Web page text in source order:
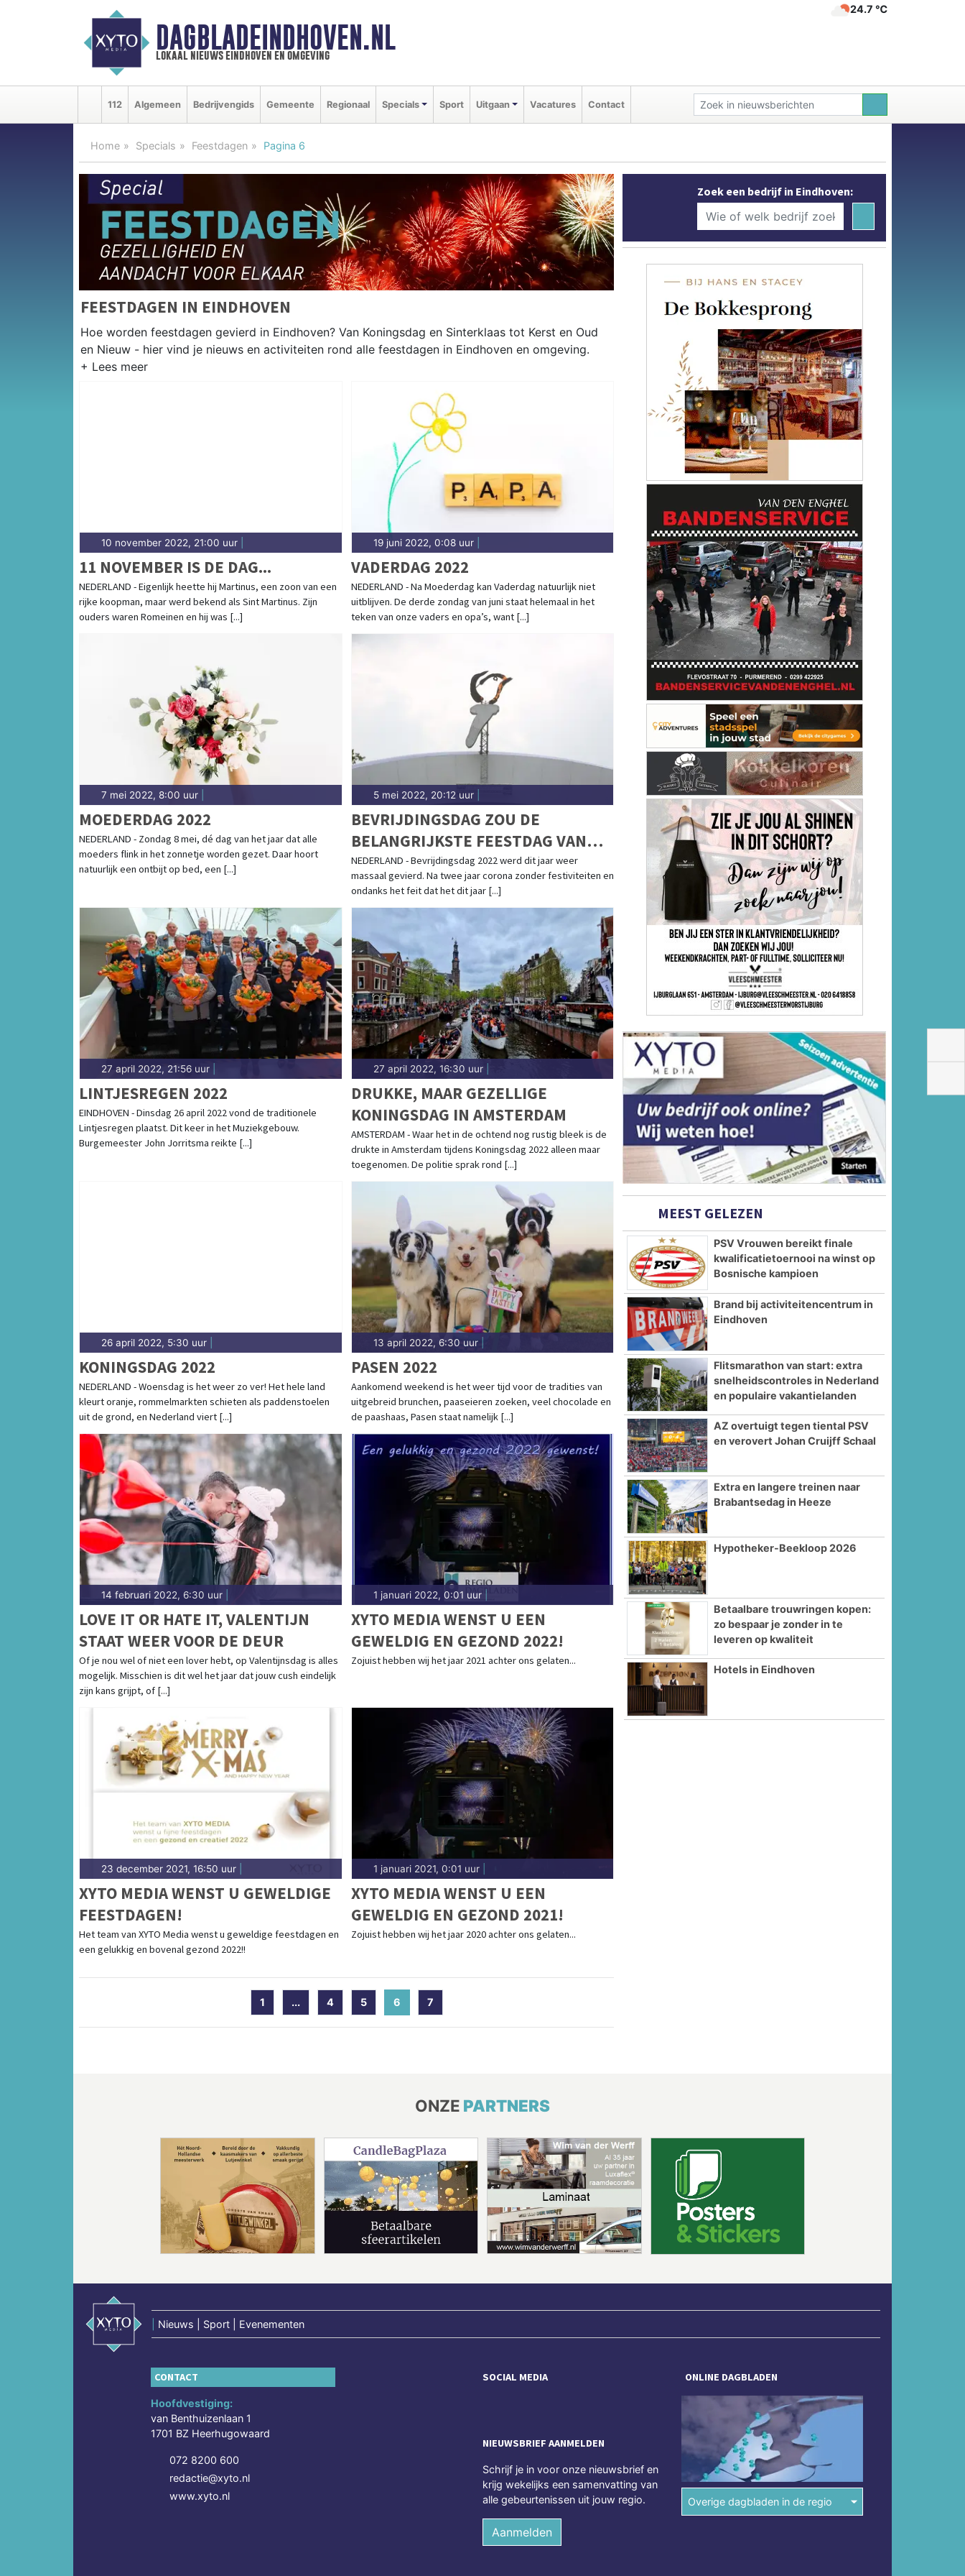
DAGBLADEINDHOVEN.NL
lokaal nieuws eindhoven en omgeving
24.7 ℃
112 Algemeen Bedrijvengids Gemeente Regionaal Specials Sport Uitgaan Vacatures Contact
Home Specials Feestdagen Pagina 6
FEESTDAGEN IN EINDHOVEN
Hoe worden feestdagen gevierd in Eindhoven? Van Koningsdag en Sinterklaas tot Kerst en Oud
en Nieuw - hier vind je nieuws en activiteiten rond alle feestdagen in Eindhoven en omgeving.
10 november 2022, 21:00 uur
11 NOVEMBER IS DE DAG...
NEDERLAND - Eigenlijk heette hij Martinus, een zoon van een
rijke koopman, maar werd bekend als Sint Martinus. Zijn
ouders waren Romeinen en hij was [...]
19 juni 2022, 0:08 uur|
VADERDAG 2022
NEDERLAND - Na Moederdag kan Vaderdag natuurlijk niet
uitblijven. De derde zondag van juni staat helemaal in het
teken van onze vaders en opa’s, want [...]
7 mei 2022, 8:00 uur
MOEDERDAG 2022
NEDERLAND - Zondag 8 mei, dé dag van het jaar dat alle
moeders flink in het zonnetje worden gezet. Daar hoort
natuurlijk een ontbijt op bed, een [...]
5 mei 2022, 20:12 uur|
BEVRIJDINGSDAG ZOU DE
BELANGRIJKSTE FEESTDAG VAN
HET JAAR MOETEN ZIJN
NEDERLAND - Bevrijdingsdag 2022 werd dit jaar weer
massaal gevierd. Na twee jaar corona zonder festiviteiten en
ondanks het feit dat het dit jaar [...]
27 april 2022, 21:56 uur
LINTJESREGEN 2022
EINDHOVEN - Dinsdag 26 april 2022 vond de traditionele
Lintjesregen plaatst. Dit keer in het Muziekgebouw.
Burgemeester John Jorritsma reikte [...]
27 april 2022, 16:30 uur|
DRUKKE, MAAR GEZELLIGE
KONINGSDAG IN AMSTERDAM
AMSTERDAM - Waar het in de ochtend nog rustig bleek is de
drukte in Amsterdam tijdens Koningsdag 2022 alleen maar
toegenomen. De politie sprak rond [...]
26 april 2022, 5:30 uur
KONINGSDAG 2022
NEDERLAND - Woensdag is het weer zo ver! Het hele land
kleurt oranje, rommelmarkten schieten als paddenstoelen
uit de grond, en Nederland viert [...]
13 april 2022, 6:30 uur|
PASEN 2022
Aankomend weekend is het weer tijd voor de tradities van
uitgebreid brunchen, paaseieren zoeken, veel chocolade en
de paashaas, Pasen staat namelijk [...]
14 februari 2022, 6:30 uur
LOVE IT OR HATE IT, VALENTIJN
STAAT WEER VOOR DE DEUR
Of je nou wel of niet een lover hebt, op Valentijnsdag is alles
mogelijk. Misschien is dit wel het jaar dat jouw cush eindelijk
zijn kans grijpt, of [...]
1 januari 2022, 0:01 uur|
XYTO MEDIA WENST U EEN
GEWELDIG EN GEZOND 2022!
Zojuist hebben wij het jaar 2021 achter ons gelaten...
23 december 2021, 16:50 uur
XYTO MEDIA WENST U GEWELDIGE
FEESTDAGEN!
Het team van XYTO Media wenst u geweldige feestdagen en
een gelukkig en bovenal gezond 2022!!
1 januari 2021, 0:01 uur|
XYTO MEDIA WENST U EEN
GEWELDIG EN GEZOND 2021!
Zojuist hebben wij het jaar 2020 achter ons gelaten...
1 ... 4 5 6 (current)
7
Zoek een bedrijf in Eindhoven:
MEEST GELEZEN
PSV Vrouwen bereikt finale
kwalificatietoernooi na winst op
Bosnische kampioen
Brand bij activiteitencentrum in
Eindhoven
Flitsmarathon van start: extra
snelheidscontroles in Nederland
en populaire vakantielanden
AZ overtuigt tegen tiental PSV
en verovert Johan Cruijff Schaal
Extra en langere treinen naar
Brabantsedag in Heeze
Hypotheker-Beekloop 2026
Betaalbare trouwringen kopen:
zo bespaar je zonder in te
leveren op kwaliteit
Hotels in Eindhoven
ONZE PARTNERS
Nieuws | Sport | Evenementen
CONTACT
Hoofdvestiging:
van Benthuizenlaan 1
1701 BZ Heerhugowaard
072 8200 600
redactie@xyto.nl
www.xyto.nl
SOCIAL MEDIA
NIEUWSBRIEF AANMELDEN
Schrijf je in voor onze nieuwsbrief en
krijg wekelijks een samenvatting van
alle gebeurtenissen uit jouw regio.
Aanmelden
ONLINE DAGBLADEN
Overige dagbladen in de regio